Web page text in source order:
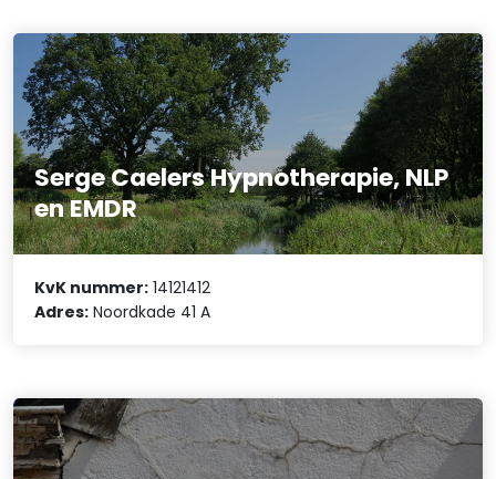
Serge Caelers Hypnotherapie, NLP
en EMDR
KvK nummer: 14121412
Adres: Noordkade 41 A